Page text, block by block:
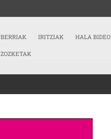
BERRIAK IRITZIAK HALA BIDEO
ZOZKETAK